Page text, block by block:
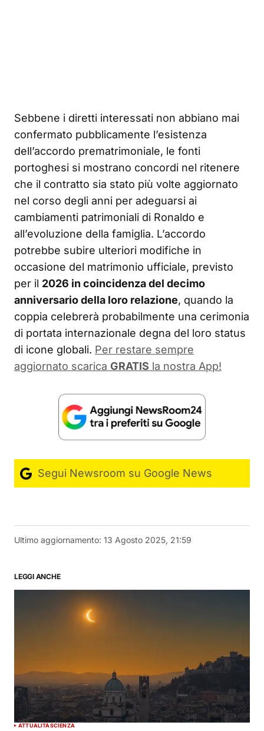
Sebbene i diretti interessati non abbiano mai
confermato pubblicamente l’esistenza
dell’accordo prematrimoniale, le fonti
portoghesi si mostrano concordi nel ritenere
che il contratto sia stato più volte aggiornato
nel corso degli anni per adeguarsi ai
cambiamenti patrimoniali di Ronaldo e
all’evoluzione della famiglia. L’accordo
potrebbe subire ulteriori modifiche in
occasione del matrimonio ufficiale, previsto
per il 2026 in coincidenza del decimo
anniversario della loro relazione, quando la
coppia celebrerà probabilmente una cerimonia
di portata internazionale degna del loro status
di icone globali. Per restare sempre
aggiornato scarica GRATIS la nostra App!
Segui Newsroom su Google News
Ultimo aggiornamento: 13 Agosto 2025, 21:59
LEGGI ANCHE
ATTUALITÀSCIENZA